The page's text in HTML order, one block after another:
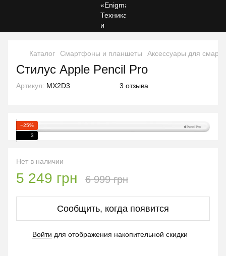
Каталог Смартфоны и планшеты Аксессуары для
Стилус Apple Pencil Pro
Артикул: MX2D3 3 отзыва
−25%
3
Нет в наличии
5 249 грн 6 999 грн
Сообщить, когда появится
Войти для отображения накопительной скидки